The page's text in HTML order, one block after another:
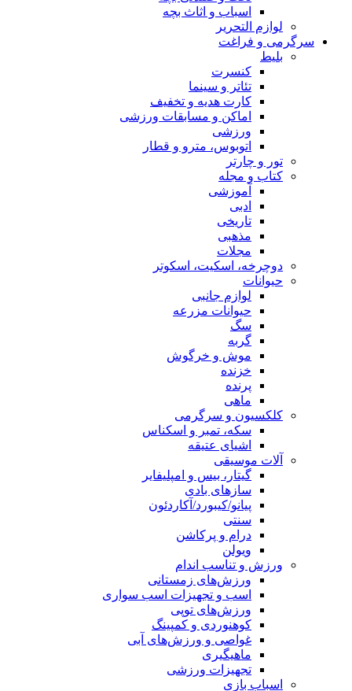
اسباب و اثاث بچه
لوازم التحریر
سرگرمی و فراغت
بلیط
کنسرت
تئاتر و سینما
کارت هدیه و تخفیف
اماکن و مسابقات ورزشی
ورزشی
اتوبوس، مترو و قطار
تور و چارتر
کتاب و مجله
آموزشی
ادبی
تاریخی
مذهبی
مجلات
دوچرخه، اسکیت، اسکوتر
حیوانات
لوازم جانبی
حیوانات مزرعه
سگ
گربه
موش و خرگوش
خزنده
پرنده
ماهی
کلکسیون و سرگرمی
سکه، تمبر و اسکناس
اشیای عتیقه
آلات موسیقی
گیتار، بیس و امپلیفایر
سازهای بادی
پیانو/کیبورد/آکاردئون
سنتی
درام و پرکاشن
ویولن
ورزش و تناسب اندام
ورزش‌های زمستانی
اسب و تجهیزات اسب سواری
ورزش‌های توپی
کوهنوردی و کمپینگ
غواصی و ورزش‌های آبی
ماهیگیری
تجهیزات ورزشی
اسباب‌ بازی